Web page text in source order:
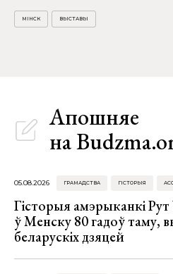
МІНСК ВЫСТАВЫ
Апошняе
на
05.08.2026 ГРАМАДСТВА ГІСТОРЫЯ
Гісторыя амэрыканкі
ў Менску 80 гадоў таму,
беларускіх дзяцей